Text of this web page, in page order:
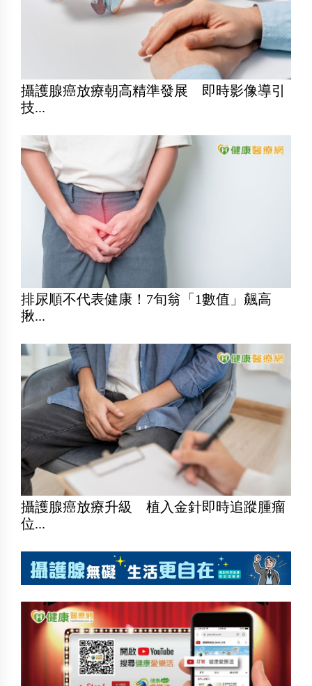
攝護腺癌放療朝高精準發展 即時影像導引
技...
排尿順不代表健康！7旬翁「1數值」飆高
揪...
攝護腺癌放療升級 植入金針即時追蹤腫瘤
位...